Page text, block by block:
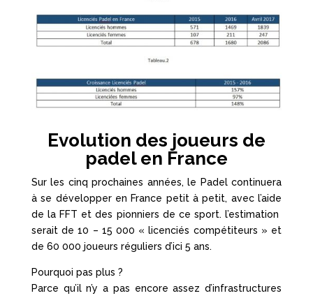
Evolution des joueurs de
padel en France
Sur les cinq prochaines années, le Padel continuera
à se développer en France petit à petit, avec l’aide
de la FFT et des pionniers de ce sport. l’estimation
serait de 10 – 15 000 « licenciés compétiteurs » et
de 60 000 joueurs réguliers d’ici 5 ans.
Pourquoi pas plus ?
Parce qu’il n’y a pas encore assez d’infrastructures